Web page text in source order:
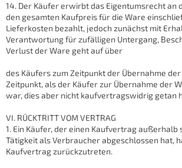
14. Der Käufer erwirbt das Eigentumsrecht an
den gesamten Kaufpreis für die Ware
Lieferkosten bezahlt, jedoch zunächst mit
Verantwortung für zufälligen Untergang,
Verlust der Ware geht auf über
des Käufers zum Zeitpunkt der Übernahme
Zeitpunkt, als der Käufer zur Übernahme der
war, dies aber nicht kaufvertragswidrig getan
VI. RÜCKTRITT VOM VERTRAG
1. Ein Käufer, der einen Kaufvertrag
Tätigkeit als Verbraucher abgeschlossen hat,
Kaufvertrag zurückzutreten.